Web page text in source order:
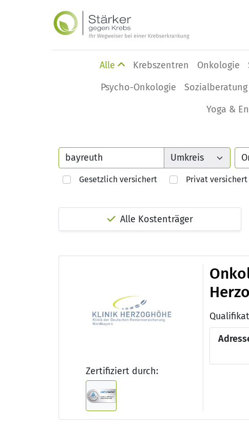
Alle Krebszentren Onkologie
Psycho-Onkologie
Sozialberatung
Yoga &
Gesetzlich versichert Privat versichert
Alle Kostenträger
Zertifiziert durch: